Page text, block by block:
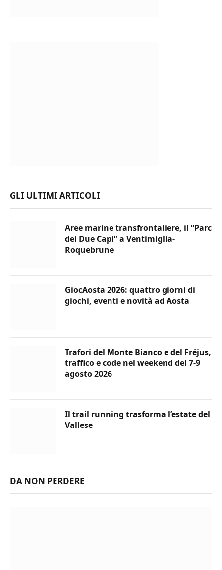
GLI ULTIMI ARTICOLI
Aree marine transfrontaliere, il “Parc
dei Due Capi” a Ventimiglia-
Roquebrune
GiocAosta 2026: quattro giorni di
giochi, eventi e novità ad Aosta
Trafori del Monte Bianco e del Fréjus,
traffico e code nel weekend del 7-9
agosto 2026
Il trail running trasforma l’estate del
Vallese
DA NON PERDERE